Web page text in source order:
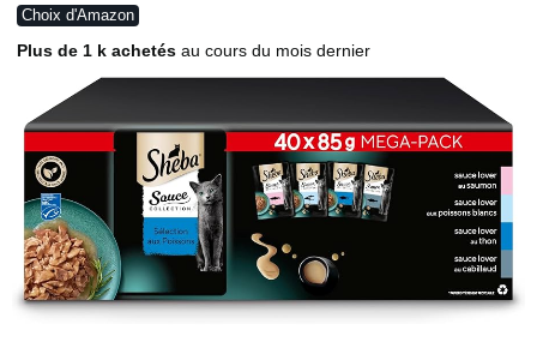
Choix d'Amazon
Plus de 1 k achetés au cours du mois dernier